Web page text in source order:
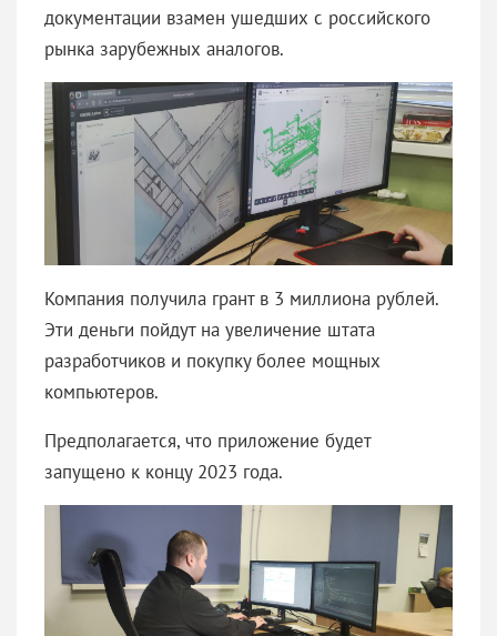
документации взамен ушедших с российского
рынка зарубежных аналогов.
Компания получила грант в 3 миллиона рублей.
Эти деньги пойдут на увеличение штата
разработчиков и покупку более мощных
компьютеров.
Предполагается, что приложение будет
запущено к концу 2023 года.